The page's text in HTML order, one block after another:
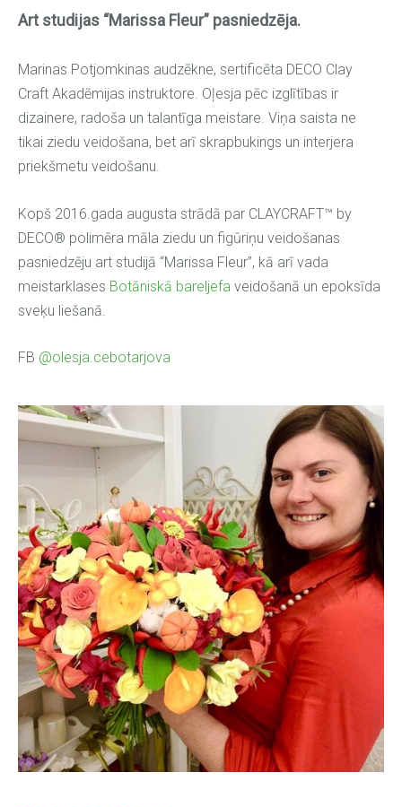
Art studijas “Marissa Fleur” pasniedzēja.
Marinas Potjomkinas audzēkne, sertificēta DECO Clay
Craft Akadēmijas instruktore. Oļesja pēc izglītības ir
dizainere, radoša un talantīga meistare. Viņa saista ne
tikai ziedu veidošana, bet arī skrapbukings un interjera
priekšmetu veidošanu.
Kopš 2016.gada augusta strādā par CLAYCRAFT™ by
DECO® polimēra māla ziedu un figūriņu veidošanas
pasniedzēju art studijā “Marissa Fleur”, kā arī vada
meistarklases Botāniskā bareljefa veidošanā un epoksīda
sveķu liešanā.
FB @olesja.cebotarjova